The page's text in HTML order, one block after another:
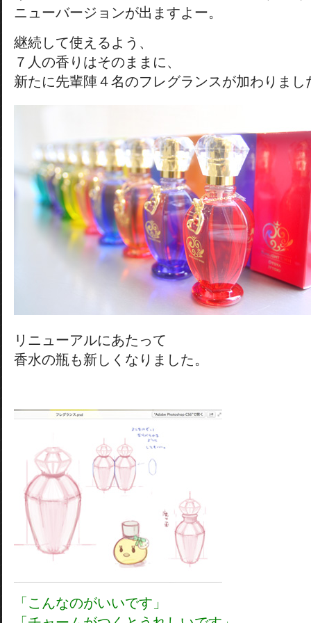
ニューバージョンが出ますよー。
継続して使えるよう、
７人の香りはそのままに、
新たに先輩陣４名のフレグランスが加わりまし
リニューアルにあたって
香水の瓶も新しくなりました。
「こんなのがいいです」